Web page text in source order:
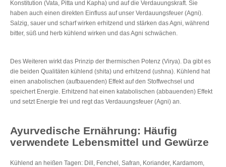
Konstitution (Vata, Pitta und Kapha) und auf die Verdauungskraft. Sie
haben auch einen direkten Einfluss auf unser Verdauungsfeuer (Agni).
Salzig, sauer und scharf wirken erhitzend und stärken das Agni, während
bitter, süß und herb kühlend wirken und das Agni schwächen.
Des Weiteren wirkt das Prinzip der thermischen Potenz (Virya). Da gibt es
die beiden Qualitäten kühlend (shita) und erhitzend (ushna). Kühlend hat
einen anabolischen (aufbauenden) Effekt auf den Stoffwechsel und
speichert Energie. Erhitzend hat einen katabolischen (abbauenden) Effekt
und setzt Energie frei und regt das Verdauungsfeuer (Agni) an.
Ayurvedische Ernährung: Häufig
verwendete Lebensmittel und Gewürze
Kühlend an heißen Tagen: Dill, Fenchel, Safran, Koriander, Kardamom,